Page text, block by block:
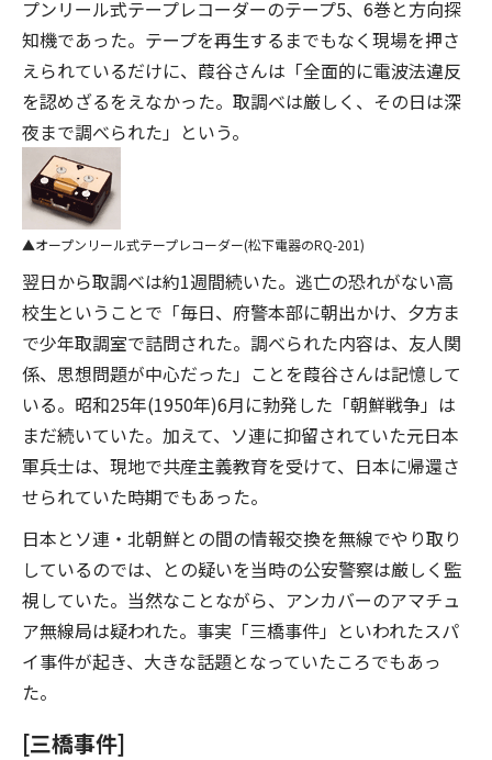
プンリール式テープレコーダーのテープ5、6巻と方向探
知機であった。テープを再生するまでもなく現場を押さ
えられているだけに、葭谷さんは「全面的に電波法違反
を認めざるをえなかった。取調べは厳しく、その日は深
夜まで調べられた」という。
オープンリール式テープレコーダー(松下電器のRQ-201)
翌日から取調べは約1週間続いた。逃亡の恐れがない高
校生ということで「毎日、府警本部に朝出かけ、夕方ま
で少年取調室で詰問された。調べられた内容は、友人関
係、思想問題が中心だった」ことを葭谷さんは記憶して
いる。昭和25年(1950年)6月に勃発した「朝鮮戦争」は
まだ続いていた。加えて、ソ連に抑留されていた元日本
軍兵士は、現地で共産主義教育を受けて、日本に帰還さ
せられていた時期でもあった。
日本とソ連・北朝鮮との間の情報交換を無線でやり取り
しているのでは、との疑いを当時の公安警察は厳しく監
視していた。当然なことながら、アンカバーのアマチュ
ア無線局は疑われた。事実「三橋事件」といわれたスパ
イ事件が起き、大きな話題となっていたころでもあっ
た。
[三橋事件]